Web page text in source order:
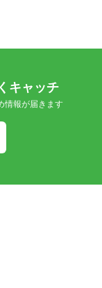
キャッチ
情報が届きます